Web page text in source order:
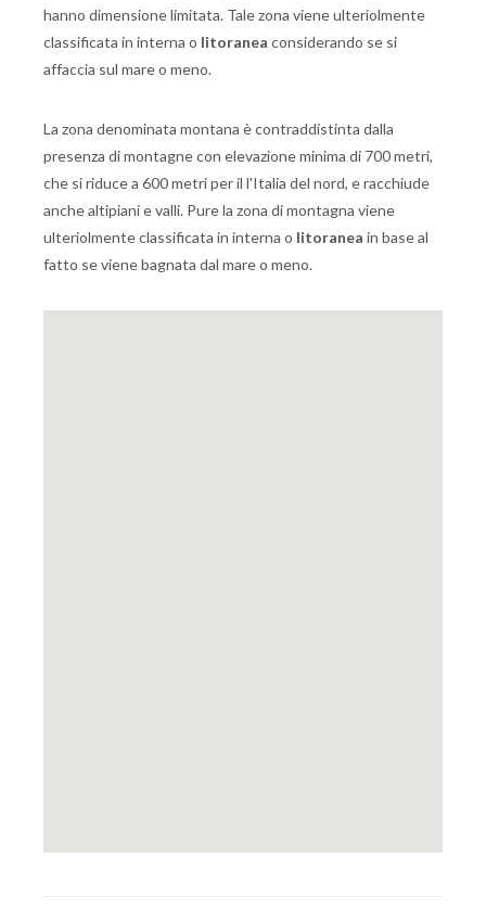
hanno dimensione limitata. Tale zona viene ulteriolmente
classificata in interna o litoranea considerando se si
affaccia sul mare o meno.
La zona denominata montana è contraddistinta dalla
presenza di montagne con elevazione minima di 700 metri,
che si riduce a 600 metri per il l'Italia del nord, e racchiude
anche altipiani e valli. Pure la zona di montagna viene
ulteriolmente classificata in interna o litoranea in base al
fatto se viene bagnata dal mare o meno.